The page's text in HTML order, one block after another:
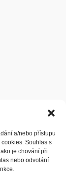
a/nebo přístupu
Souhlas s
je chování při
nebo odvolání